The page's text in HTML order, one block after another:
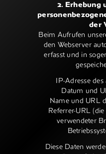
2. Erhebung
der
Beim Aufrufen
den Webserver
erfasst und in
IP-Adresse des
Datum und
Name und URL
Referrer-URL
verwendeter
Diese Daten